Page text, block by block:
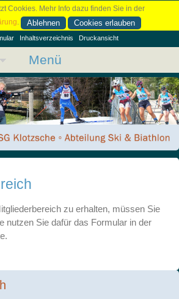
Cookies. Mehr Info dazu finden Sie in der
. Ablehnen Cookies erlauben
Inhaltsverzeichnis Druckansicht
Menü
zu erhalten, müssen Sie
nutzen Sie dafür das Formular in der